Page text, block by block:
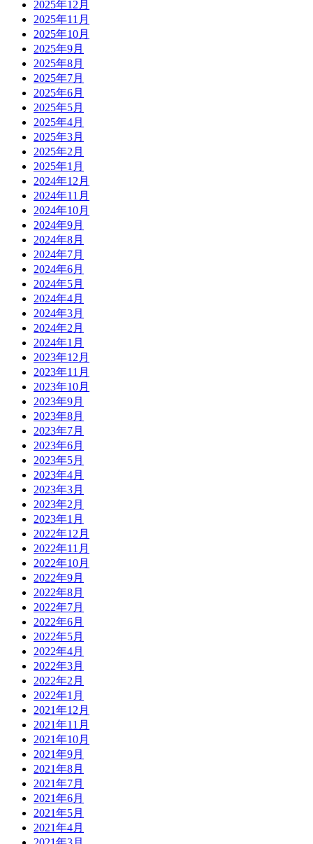
2025年12月
2025年11月
2025年10月
2025年9月
2025年8月
2025年7月
2025年6月
2025年5月
2025年4月
2025年3月
2025年2月
2025年1月
2024年12月
2024年11月
2024年10月
2024年9月
2024年8月
2024年7月
2024年6月
2024年5月
2024年4月
2024年3月
2024年2月
2024年1月
2023年12月
2023年11月
2023年10月
2023年9月
2023年8月
2023年7月
2023年6月
2023年5月
2023年4月
2023年3月
2023年2月
2023年1月
2022年12月
2022年11月
2022年10月
2022年9月
2022年8月
2022年7月
2022年6月
2022年5月
2022年4月
2022年3月
2022年2月
2022年1月
2021年12月
2021年11月
2021年10月
2021年9月
2021年8月
2021年7月
2021年6月
2021年5月
2021年4月